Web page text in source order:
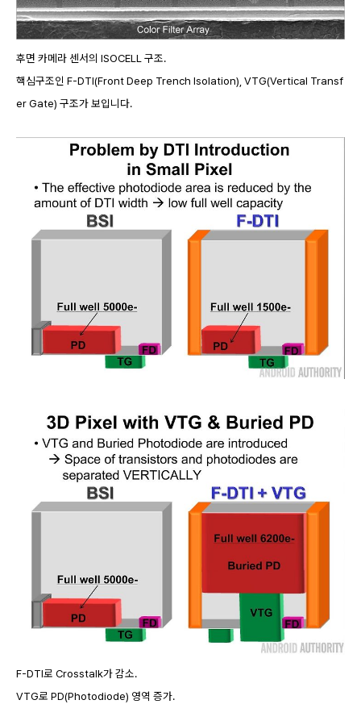
후면 카메라 센서의 ISOCELL 구조.
핵심구조인 F-DTI(Front Deep Trench Isolation), VTG(Vertical Transf
er Gate) 구조가 보입니다.
F-DTI로 Crosstalk가 감소.
VTG로 PD(Photodiode) 영역 증가.